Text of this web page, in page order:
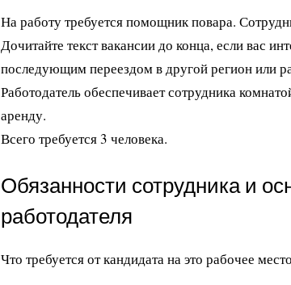
На работу требуется помощник повара.
Дочитайте текст вакансии до конца, если вас
последующим переездом в другой регион или
Работодатель обеспечивает сотрудника
аренду.
Всего требуется 3 человека.
Обязанности сотрудника и
работодателя
Что требуется от кандидата на это рабочее